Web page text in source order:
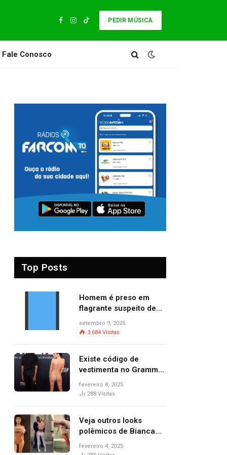
Facebook
Instagram
TikTok
PEDIR MÚSICA
Fale Conosco
Top Posts
Homem é preso em
flagrante suspeito de
provocar dois incêndios
criminosos no mesmo
setembro 9, 2025
3.684 Visitas
Existe código de
vestimenta no Grammy?
Questionamento surgiu
após Bianca Censori,
premiação
fevereiro 8, 2025
288 Visitas
Veja outros looks
polêmicos de Bianca
Censori, esposa de
Kanye West que
fevereiro 4, 2025